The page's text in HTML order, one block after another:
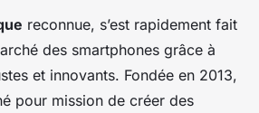
reconnue, s’est rapidement fait
des smartphones grâce à
et innovants. Fondée en 2013,
pour mission de créer des